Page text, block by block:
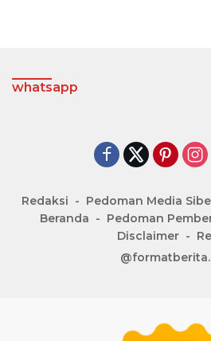
whatsapp
Redaksi Pedoman Media
Beranda
Pedoman
Disclaimer